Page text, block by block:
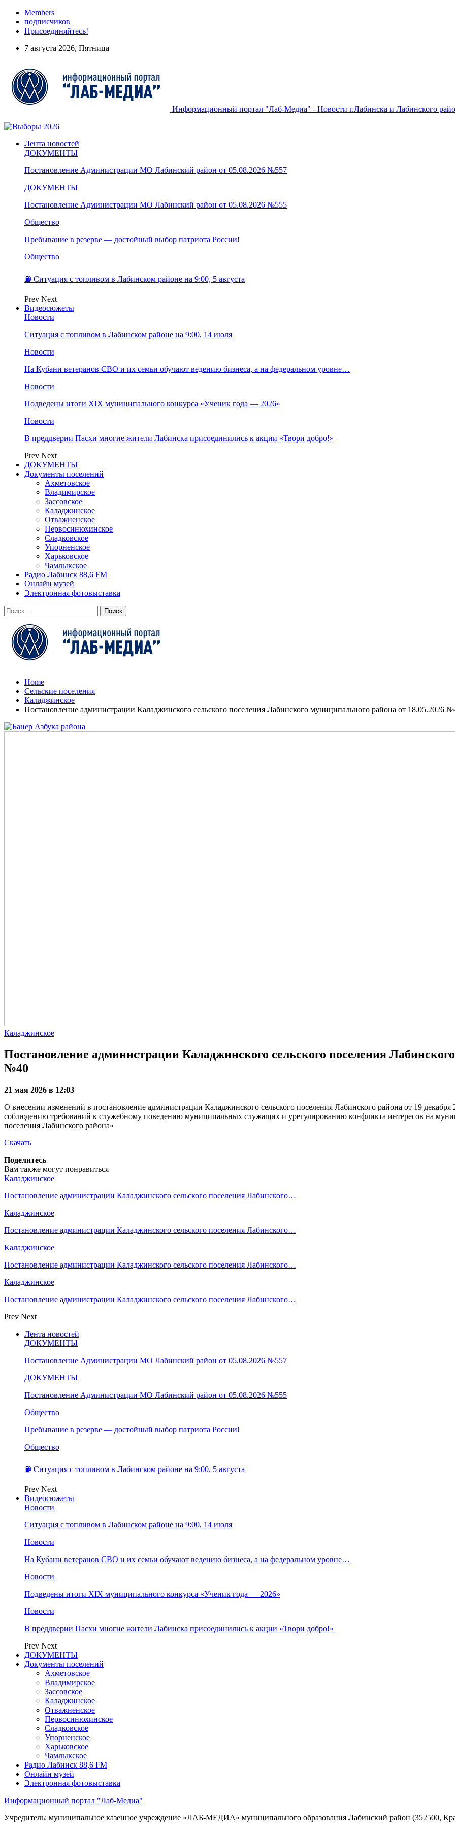
Members
подписчиков
Присоединяйтесь!
7 августа 2026, Пятница
Информационный портал "Лаб-Медиа" - Новости г.Лабинска и Лабинского
Лента новостей
ДОКУМЕНТЫ
Постановление Администрации МО Лабинский район от 05.08.2026 №557
ДОКУМЕНТЫ
Постановление Администрации МО Лабинский район от 05.08.2026 №555
Общество
Пребывание в резерве — достойный выбор патриота России!
Общество
⛽️ Ситуация с топливом в Лабинском районе на 9:00, 5 августа
Prev Next
Видеосюжеты
Новости
Ситуация с топливом в Лабинском районе на 9:00, 14 июля
Новости
На Кубани ветеранов СВО и их семьи обучают ведению бизнеса, а на федеральном уровне…
Новости
Подведены итоги XIX муниципального конкурса «Ученик года — 2026»
Новости
В преддверии Пасхи многие жители Лабинска присоединились к акции «Твори добро!»
Prev Next
ДОКУМЕНТЫ
Документы поселений
Ахметовское
Владимирское
Зассовское
Каладжинское
Отважненское
Первосинюхинское
Сладковское
Упорненское
Харьковское
Чамлыкское
Радио Лабинск 88,6 FM
Онлайн музей
Электронная фотовыставка
Home
Сельские поселения
Каладжинское
Постановление администрации Каладжинского сельского поселения Лабинского муниципального района от 18.05.2026
Каладжинское
Постановление администрации Каладжинского сельского поселения
№40
21 мая 2026 в 12:03
О внесении изменений в постановление администрации Каладжинского сельского поселения Лабинского района от 19
соблюдению требований к служебному поведению муниципальных служащих и урегулированию конфликта интересов на
поселения Лабинского района»
Скачать
Поделитесь
Вам также могут понравиться
Каладжинское
Постановление администрации Каладжинского сельского поселения Лабинского…
Каладжинское
Постановление администрации Каладжинского сельского поселения Лабинского…
Каладжинское
Постановление администрации Каладжинского сельского поселения Лабинского…
Каладжинское
Постановление администрации Каладжинского сельского поселения Лабинского…
Prev Next
Лента новостей
ДОКУМЕНТЫ
Постановление Администрации МО Лабинский район от 05.08.2026 №557
ДОКУМЕНТЫ
Постановление Администрации МО Лабинский район от 05.08.2026 №555
Общество
Пребывание в резерве — достойный выбор патриота России!
Общество
⛽️ Ситуация с топливом в Лабинском районе на 9:00, 5 августа
Prev Next
Видеосюжеты
Новости
Ситуация с топливом в Лабинском районе на 9:00, 14 июля
Новости
На Кубани ветеранов СВО и их семьи обучают ведению бизнеса, а на федеральном уровне…
Новости
Подведены итоги XIX муниципального конкурса «Ученик года — 2026»
Новости
В преддверии Пасхи многие жители Лабинска присоединились к акции «Твори добро!»
Prev Next
ДОКУМЕНТЫ
Документы поселений
Ахметовское
Владимирское
Зассовское
Каладжинское
Отважненское
Первосинюхинское
Сладковское
Упорненское
Харьковское
Чамлыкское
Радио Лабинск 88,6 FM
Онлайн музей
Электронная фотовыставка
Информационный портал "Лаб-Медиа"
Учредитель: муниципальное казенное учреждение «ЛАБ-МЕДИА» муниципального образования Лабинский район (352500,